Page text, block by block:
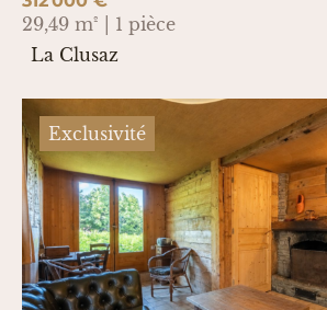
29,49 m² | 1 pièce
La Clusaz
Exclusivité